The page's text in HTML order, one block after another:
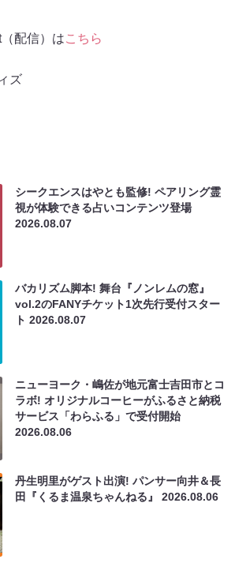
配信）はこちら
ズ
シークエンスはやとも監修! ペアリング霊
視が体験できる占いコンテンツ登場
2026.08.07
バカリズム脚本! 舞台『ノンレムの窓』
vol.2のFANYチケット1次先行受付スター
ト2026.08.07
ニューヨーク・嶋佐が地元富士吉田市とコ
ラボ! オリジナルコーヒーがふるさと納税
サービス「わらふる」で受付開始
2026.08.06
丹生明里がゲスト出演! パンサー向井＆長
田『くるま温泉ちゃんねる』2026.08.06